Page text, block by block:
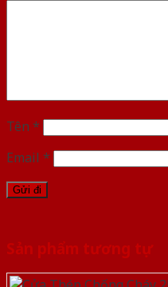
Tên *
Email *
Sản phẩm tương tự